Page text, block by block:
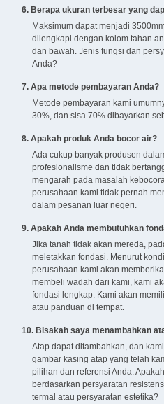
6. Berapa ukuran terbesar yang
Maksimum dapat menjadi
dilengkapi dengan kolom tahan
dan bawah. Jenis fungsi dan
Anda?
7. Apa metode pembayaran Anda?
Metode pembayaran kami
30%, dan sisa 70% dibayarkan
8. Apakah produk Anda bocor air?
Ada cukup banyak produsen
profesionalisme dan tidak
mengarah pada masalah
perusahaan kami tidak pernah
dalam pesanan luar negeri.
9. Apakah Anda membutuhkan
Jika tanah tidak akan mereda,
meletakkan fondasi. Menurut
perusahaan kami akan
membeli wadah dari kami, kami
fondasi lengkap. Kami akan
atau panduan di tempat.
10. Bisakah saya menambahkan
Atap dapat ditambahkan, dan
gambar kasing atap yang telah
pilihan dan referensi Anda.
berdasarkan persyaratan
termal atau persyaratan estetika?